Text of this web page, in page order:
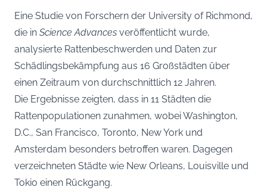
Eine Studie von Forschern der University of Richmond,
die in Science Advances veröffentlicht wurde,
analysierte Rattenbeschwerden und Daten zur
Schädlingsbekämpfung aus 16 Großstädten über
einen Zeitraum von durchschnittlich 12 Jahren.
Die Ergebnisse zeigten, dass in 11 Städten die
Rattenpopulationen zunahmen, wobei Washington,
D.C., San Francisco, Toronto, New York und
Amsterdam besonders betroffen waren. Dagegen
verzeichneten Städte wie New Orleans, Louisville und
Tokio einen Rückgang.